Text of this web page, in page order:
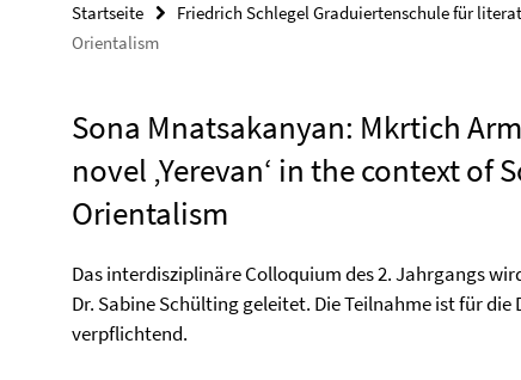
Startseite Friedrich Schlegel Graduiertenschule für
Orientalism
Sona Mnatsakanyan: Mkrtich
novel ‚Yerevan‘ in the context of
Orientalism
Das interdisziplinäre Colloquium des 2. Jahrgangs
Dr. Sabine Schülting geleitet. Die Teilnahme ist für
verpflichtend.